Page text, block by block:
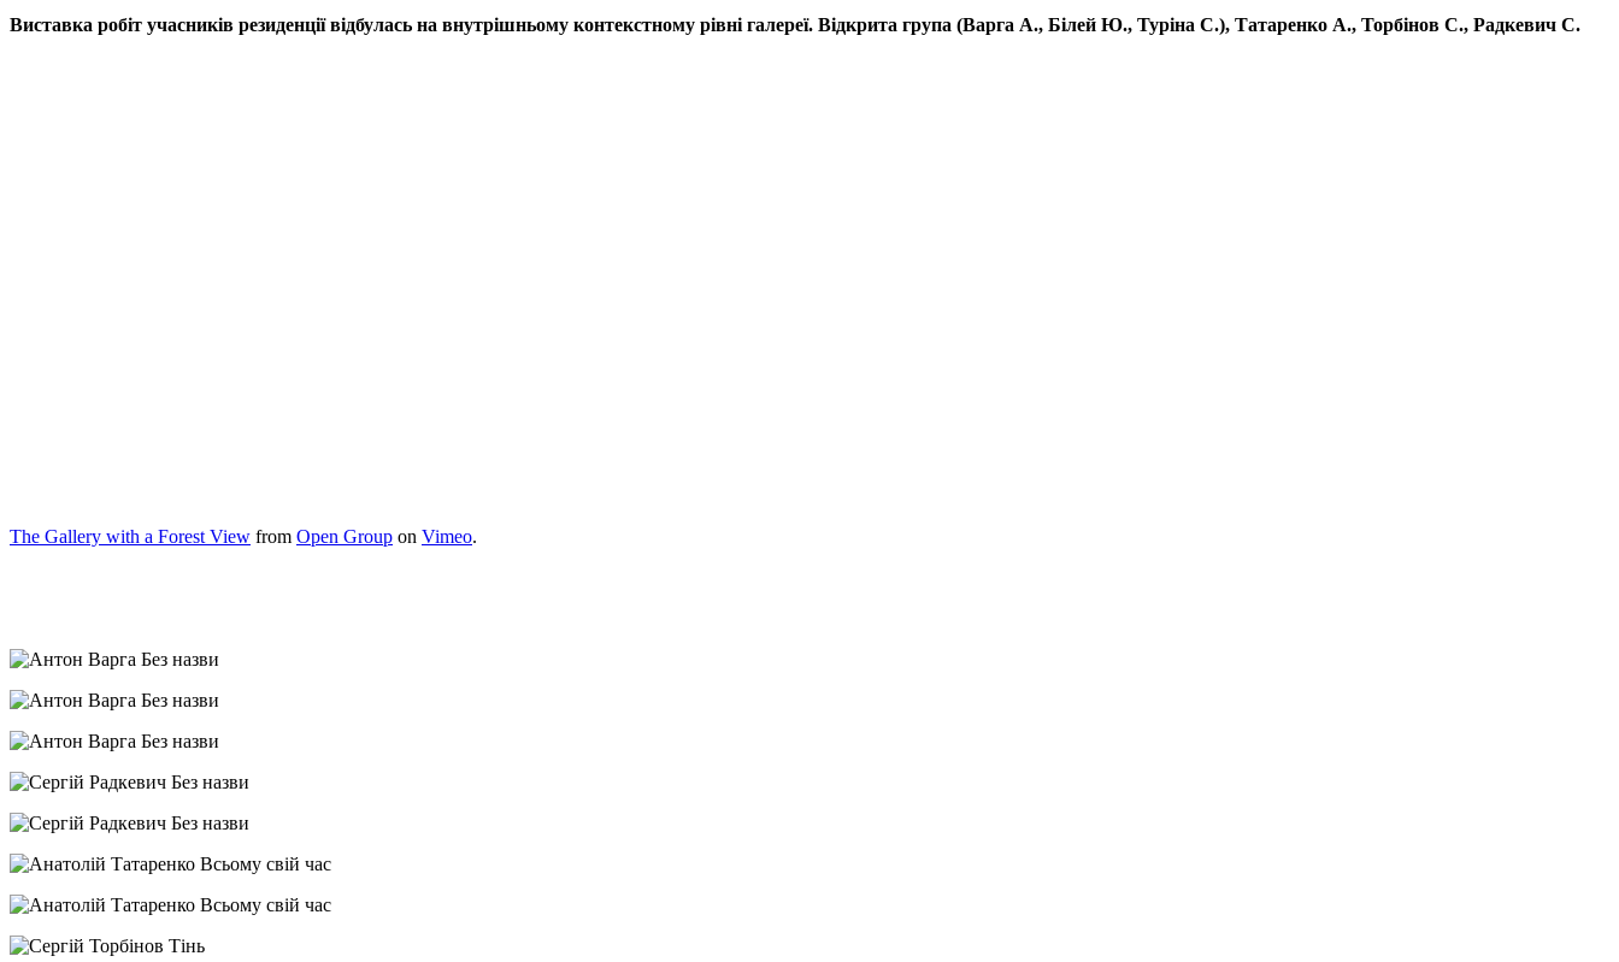
Виставка робіт учасників резиденції відбулась на внутрішньому контекстному рівні галереї. Відкрита група (Варга А., Білей Ю., Туріна С.), Татаренко А., Торбінов С., Радкевич С.
The Gallery with a Forest View from Open Group on Vimeo.